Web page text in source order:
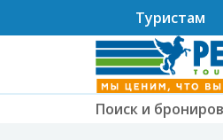
Туристам
Поиск и